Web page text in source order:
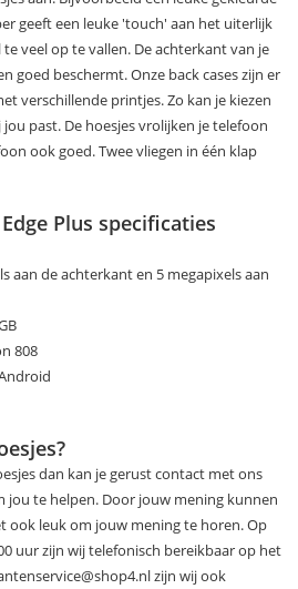
geeft een leuke 'touch' aan het uiterlijk
veel op te vallen. De achterkant van je
goed beschermt. Onze back cases zijn er
verschillende printjes. Zo kan je kiezen
past. De hoesjes vrolijken je telefoon
ook goed. Twee vliegen in één klap
Plus specificaties
aan de achterkant en 5 megapixels aan
808
dan kan je gerust contact met ons
jou te helpen. Door jouw mening kunnen
ook leuk om jouw mening te horen. Op
uur zijn wij telefonisch bereikbaar op het
zijn wij ook